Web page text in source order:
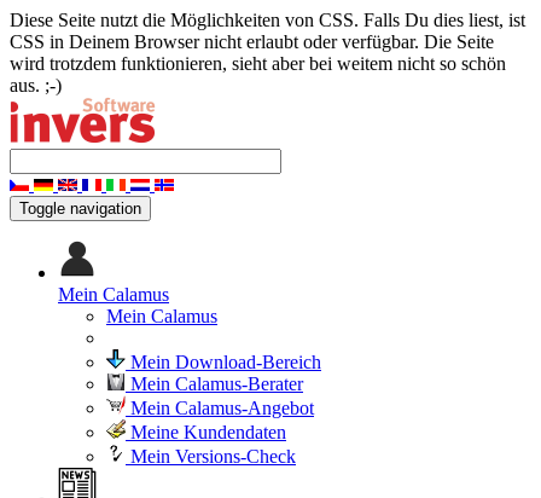
Diese Seite nutzt die Möglichkeiten von CSS. Falls Du dies liest, ist
CSS in Deinem Browser nicht erlaubt oder verfügbar. Die Seite
wird trotzdem funktionieren, sieht aber bei weitem nicht so schön
aus. ;-)
Toggle navigation
Mein Calamus
Mein Calamus
Mein Download-Bereich
Mein Calamus-Berater
Mein Calamus-Angebot
Meine Kundendaten
Mein Versions-Check